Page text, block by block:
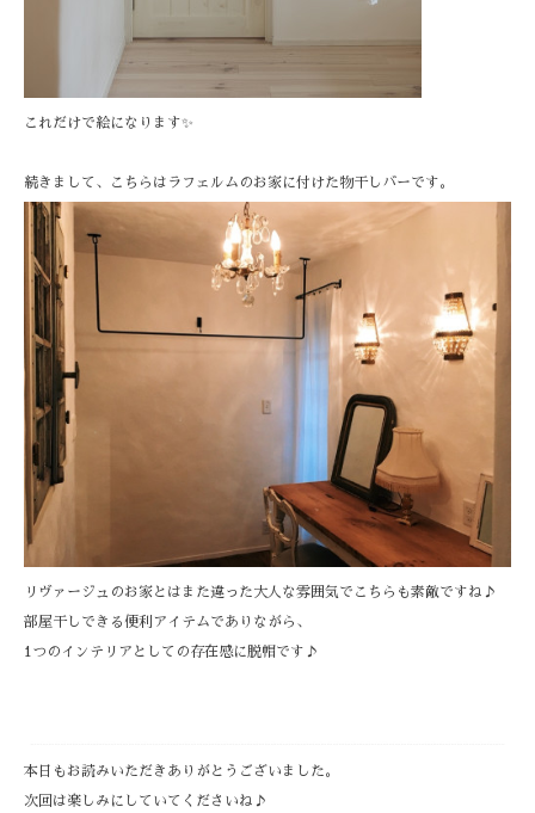
これだけで絵になります✨
続きまして、こちらはラフェルムのお家に付けた物干しバーです。
リヴァージュのお家とはまた違った大人な雰囲気でこちらも素敵ですね♪
部屋干しできる便利アイテムでありながら、
1つのインテリアとしての存在感に脱帽です♪
本日もお読みいただきありがとうございました。
次回は楽しみにしていてくださいね♪